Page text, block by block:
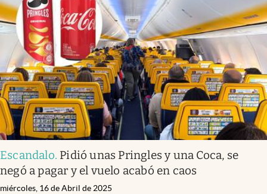
Escandalo. Pidió unas Pringles y una Coca, se
negó a pagar y el vuelo acabó en caos
miércoles, 16 de Abril de 2025